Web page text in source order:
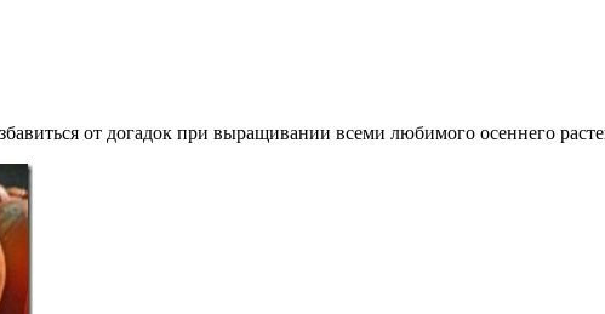
от догадок при выращивании всеми любимого осеннего